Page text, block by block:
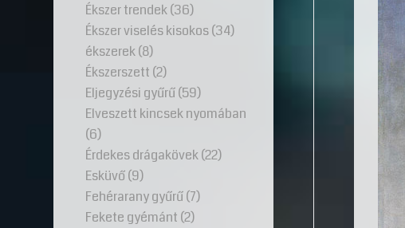
Ékszer trendek(36)
Ékszer viselés kisokos(34)
ékszerek(8)
Ékszerszett (2)
Eljegyzési gyűrű(59)
Elveszett kincsek nyomában
(6)
Érdekes drágakövek(22)
Esküvő(9)
Fehérarany gyűrű(7)
Fekete gyémánt (2)